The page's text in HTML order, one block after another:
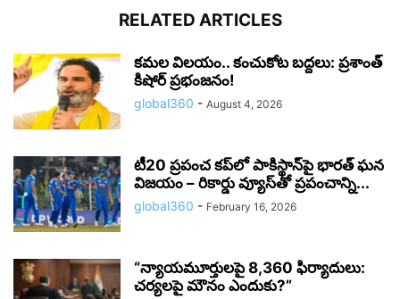
RELATED ARTICLES
కమల విలయం.. కంచుకోట బద్దలు: ప్రశాంత్
కిషోర్ ప్రభంజనం!
global360 - August 4, 2026
టీ20 ప్రపంచ కప్‌లో పాకిస్థాన్‌పై భారత్ ఘన
విజయం – రికార్డు వ్యూస్‌తో ప్రపంచాన్ని...
global360 - February 16, 2026
“న్యాయమూర్తులపై 8,360 ఫిర్యాదులు:
చర్యలపై మౌనం ఎందుకు?”